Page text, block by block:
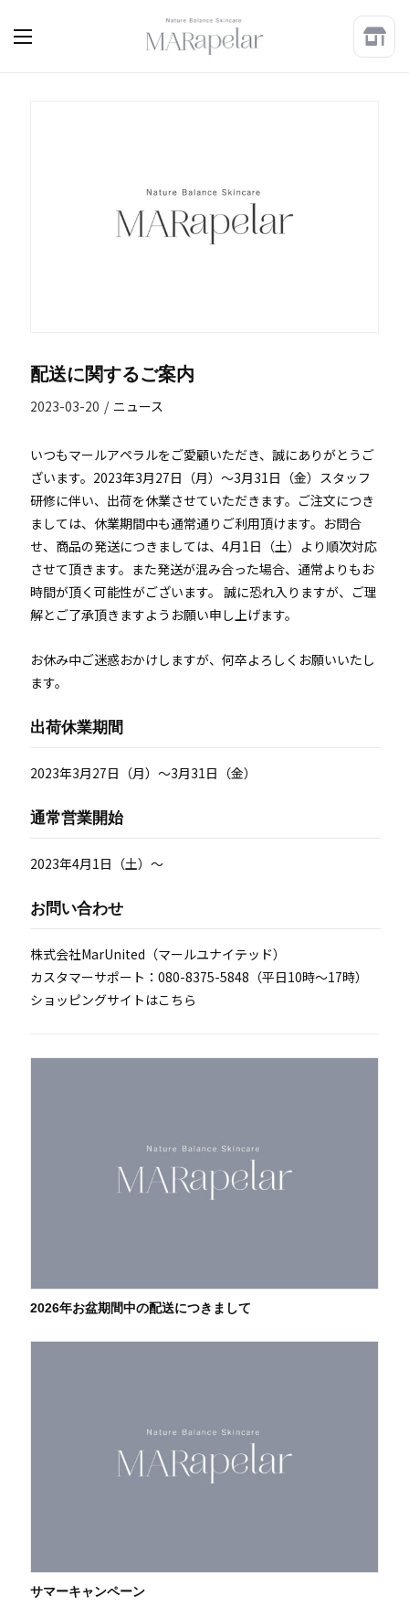
配送に関するご案内
2023-03-20 / ニュース
いつもマールアペラルをご愛顧いただき、誠にありがとうご
ざいます。2023年3月27日（月）～3月31日（金）スタッフ
研修に伴い、出荷を休業させていただきます。 ご注文につき
ましては、休業期間中も通常通りご利用頂けます。お問合
せ、商品の発送につきましては、4月1日（土）より順次対応
させて頂きます。また発送が混み合った場合、通常よりもお
時間が頂く可能性がございます。 誠に恐れ入りますが、ご理
解とご了承頂きますようお願い申し上げます。
お休み中ご迷惑おかけしますが、何卒よろしくお願いいたし
ます。
出荷休業期間
2023年3月27日（月）～3月31日（金）
通常営業開始
2023年4月1日（土）～
お問い合わせ
株式会社MarUnited（マールユナイテッド）
カスタマーサポート：080-8375-5848（平日10時～17時）
ショッピングサイトはこちら
2026年お盆期間中の配送につきまして
サマーキャンペーン